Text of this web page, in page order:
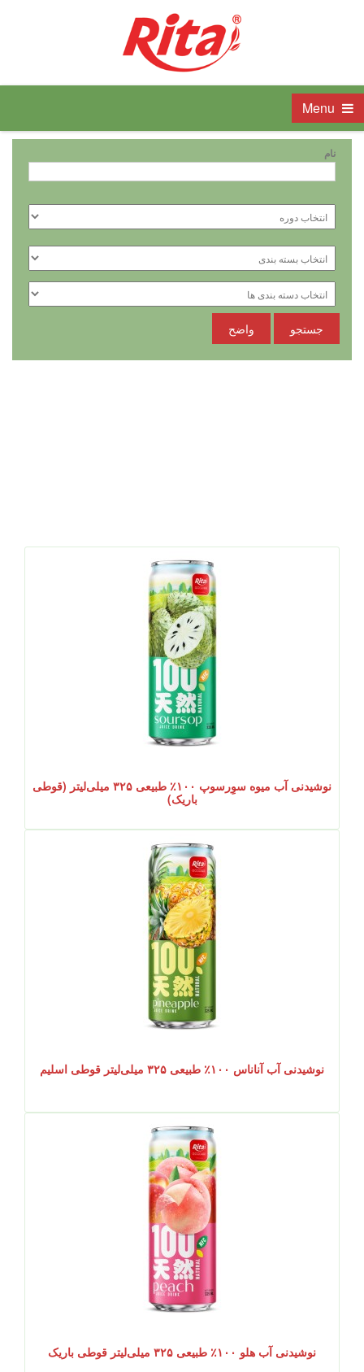
نام
جستجو واضح
نوشیدنی آب میوه سوِرسوپ ۱۰۰٪ طبیعی ۳۲۵ میلی‌لیتر (قوطی
باریک)
نوشیدنی آب آناناس ۱۰۰٪ طبیعی ۳۲۵ میلی‌لیتر قوطی اسلیم
نوشیدنی آب هلو ۱۰۰٪ طبیعی ۳۲۵ میلی‌لیتر قوطی باریک